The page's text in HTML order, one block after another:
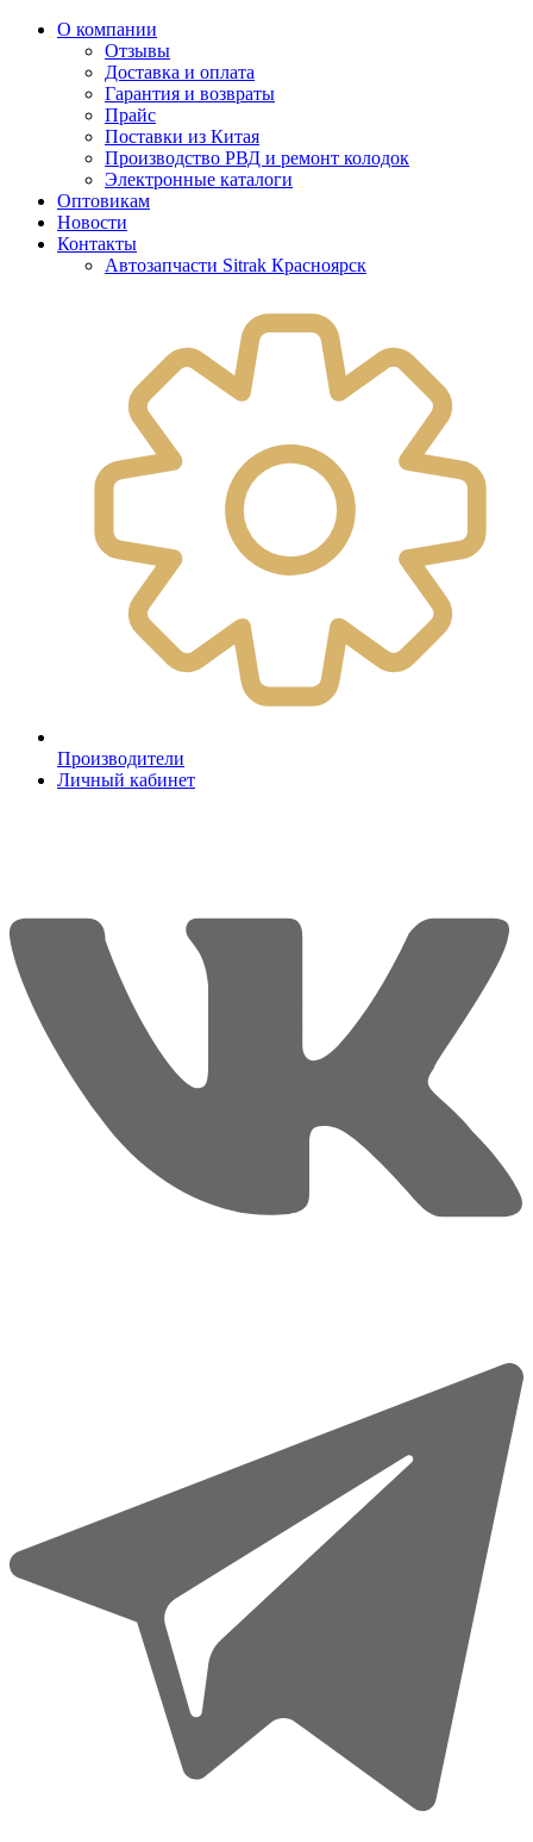
О компании
Отзывы
Доставка и оплата
Гарантия и возвраты
Прайс
Поставки из Китая
Производство РВД и ремонт колодок
Электронные каталоги
Оптовикам
Новости
Контакты
Автозапчасти Sitrak Красноярск
Производители
Личный кабинет